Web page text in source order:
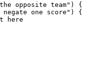
opposite team" ) {
negate one score" ) {
here